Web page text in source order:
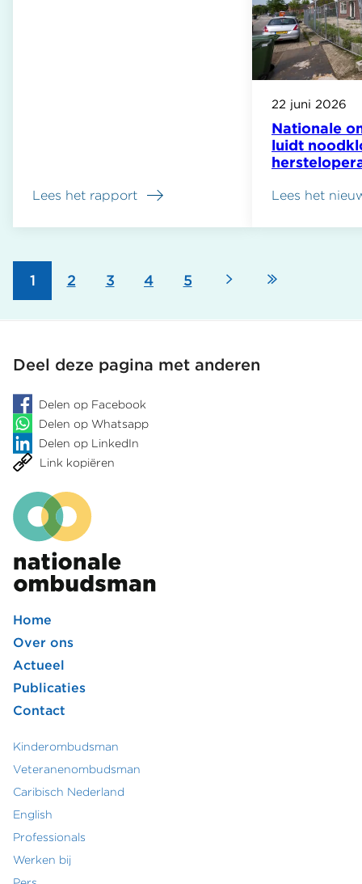
Lees het rapport
over
Nationale
luidt
22 juni 2026
Lees het
Paginering
Pagina
1 Pagina
2 Pagina
3 Pagina
4 Pagina
5 Volgende
paginapagina
Deel deze pagina met anderen
Delen op Facebook
Delen op Whatsapp
Delen op LinkedIn
Link kopiëren
Footer
hoofdmenu
Home
Over ons
Actueel
Publicaties
Contact
Footer
secundair
menu
Kinderombudsman
Veteranenombudsman
Caribisch Nederland
English
Professionals
Werken bij